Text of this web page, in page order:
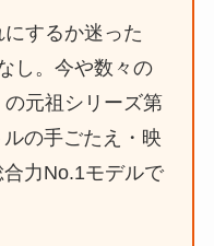
するか迷った
し。今や数々の
元祖シリーズ第
の手ごたえ・映
力No.1モデルで